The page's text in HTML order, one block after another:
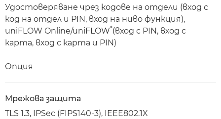
Удостоверяване чрез кодове на отдели (вход с
код на отдел и PIN, вход на ниво функция),
uniFLOW Online/uniFLOW*(вход с PIN, вход с
карта, вход с карта и PIN)
Опция
Мрежова защита
TLS 1.3, IPSec (FIPS140-3), IEEE802.1X